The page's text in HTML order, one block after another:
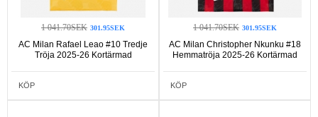
1 041.70SEK 301.95SEK
AC Milan Rafael Leao #10 Tredje
Tröja 2025-26 Kortärmad
KÖP
1 041.70SEK 301.95SEK
AC Milan Christopher Nkunku #18
Hemmatröja 2025-26 Kortärmad
KÖP